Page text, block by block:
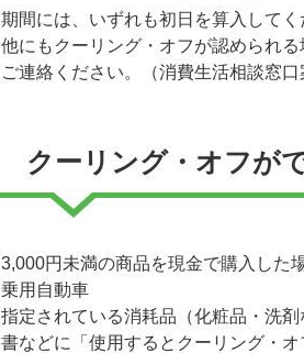
期間には、いずれも初日を算入してく
他にもクーリング・オフが認められ
ご連絡ください。（消費生活相談窓
クーリング・オフが
3,000円未満の商品を現金で購入した
乗用自動車
指定されている消耗品（化粧品・洗
書などに「使用するとクーリング・